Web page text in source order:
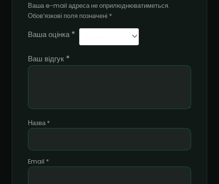
Ваша e-mail адреса не оприлюднюватиметься.
Обов’язкові поля позначені *
Ваша оцінка*
Ваш відгук *
Назва *
Email *